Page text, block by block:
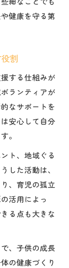
健康を守る第
割
する仕組みが
ランティアが
なサポートを
安心して自分
。
ト、地域ぐる
した活動は、
、育児の孤立
活用によっ
る点も大きな
、子供の成長
の健康づくり